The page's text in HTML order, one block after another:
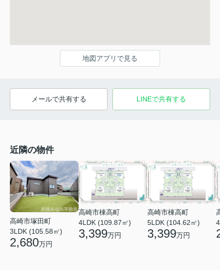
地図アプリで見る
メールで共有する LINEで共有する
近隣の物件
高崎市塚田町
3LDK (105.58㎡)
2,680万円
高崎市棟高町
4LDK (109.87㎡)
3,399万円
高崎市棟高町
5LDK (104.62㎡)
3,399万円